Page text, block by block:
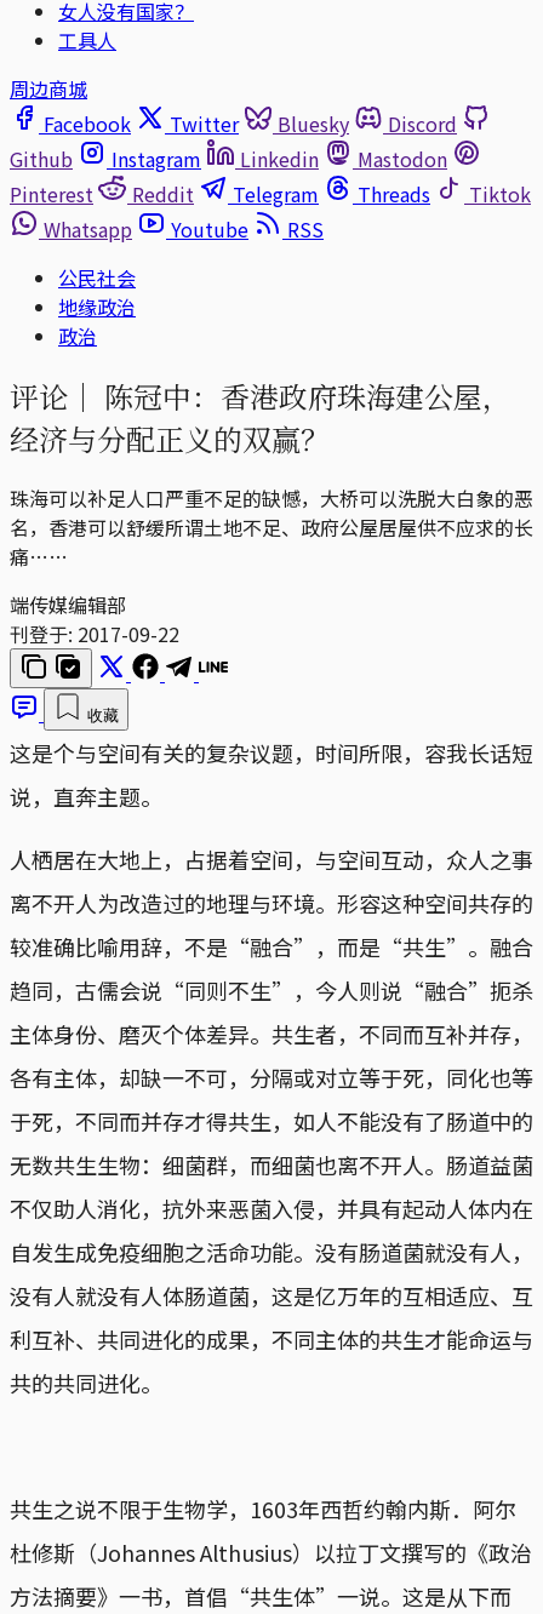
女人没有国家？
工具人
周边商城
Facebook
Twitter Bluesky
Discord
Github
Instagram Linkedin
Mastodon
Pinterest
Reddit Telegram Threads
Tiktok
Whatsapp
Youtube
RSS
公民社会
地缘政治
政治
评论｜ 陈冠中：香港政府珠海建公屋，
经济与分配正义的双赢？
珠海可以补足人口严重不足的缺憾，大桥可以洗脱大白象的恶
名，香港可以舒缓所谓土地不足、政府公屋居屋供不应求的长
痛……
端传媒编辑部
刊登于: 2017-09-22
收藏
这是个与空间有关的复杂议题，时间所限，容我长话短
说，直奔主题。
人栖居在大地上，占据着空间，与空间互动，众人之事
离不开人为改造过的地理与环境。形容这种空间共存的
较准确比喻用辞，不是“融合”，而是“共生”。融合
趋同，古儒会说“同则不生”，今人则说“融合”扼杀
主体身份、磨灭个体差异。共生者，不同而互补并存，
各有主体，却缺一不可，分隔或对立等于死，同化也等
于死，不同而并存才得共生，如人不能没有了肠道中的
无数共生生物：细菌群，而细菌也离不开人。肠道益菌
不仅助人消化，抗外来恶菌入侵，并具有起动人体内在
自发生成免疫细胞之活命功能。没有肠道菌就没有人，
没有人就没有人体肠道菌，这是亿万年的互相适应、互
利互补、共同进化的成果，不同主体的共生才能命运与
共的共同进化。
共生之说不限于生物学，1603年西哲约翰内斯．阿尔
杜修斯（Johannes Althusius）以拉丁文撰写的《政治
方法摘要》一书，首倡“共生体”一说。这是从下而